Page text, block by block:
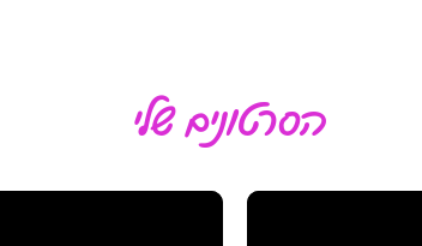
הסרטונים שלי